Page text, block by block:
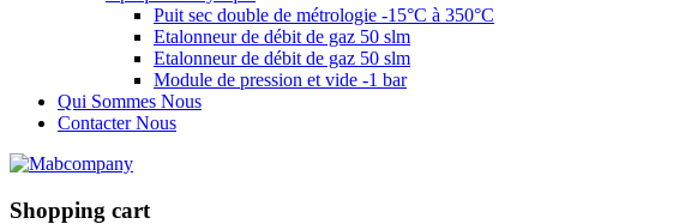
Puit sec double de métrologie -15°C à 350°C
Etalonneur de débit de gaz 50 slm
Etalonneur de débit de gaz 50 slm
Module de pression et vide -1 bar
Qui Sommes Nous
Contacter Nous
Shopping cart